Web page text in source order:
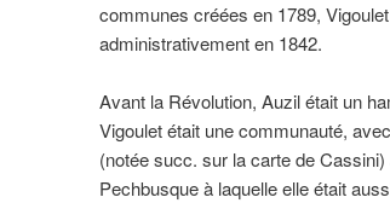
communes créées en 1789,
administrativement en 1842.
Avant la Révolution, Auzil était un
Vigoulet était une communauté,
(notée succ. sur la carte de
Pechbusque à laquelle elle était